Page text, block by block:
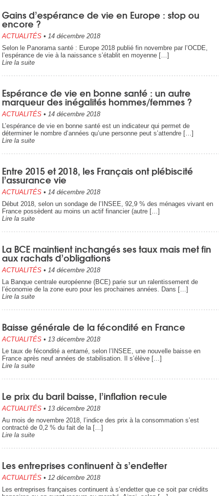
Gains d’espérance de vie en Europe : stop ou
encore ?
ACTUALITÉS • 14 décembre 2018
Selon le Panorama santé : Europe 2018 publié fin novembre par l’OCDE,
l’espérance de vie à la naissance s’établit en moyenne […]
Lire la suite
Espérance de vie en bonne santé : un autre
marqueur des inégalités hommes/femmes ?
ACTUALITÉS • 14 décembre 2018
L’espérance de vie en bonne santé est un indicateur qui permet de
déterminer le nombre d’années qu’une personne peut s’attendre […]
Lire la suite
Entre 2015 et 2018, les Français ont plébiscité
l’assurance vie
ACTUALITÉS • 14 décembre 2018
Début 2018, selon un sondage de l’INSEE, 92,9 % des ménages vivant en
France possèdent au moins un actif financier (autre […]
Lire la suite
La BCE maintient inchangés ses taux mais met fin
aux rachats d’obligations
ACTUALITÉS • 14 décembre 2018
La Banque centrale européenne (BCE) parie sur un ralentissement de
l’économie de la zone euro pour les prochaines années. Dans […]
Lire la suite
Baisse générale de la fécondité en France
ACTUALITÉS • 13 décembre 2018
Le taux de fécondité a entamé, selon l’INSEE, une nouvelle baisse en
France après neuf années de stabilisation. Il s’élève […]
Lire la suite
Le prix du baril baisse, l’inflation recule
ACTUALITÉS • 13 décembre 2018
Au mois de novembre 2018, l’indice des prix à la consommation s’est
contracté de 0,2 % du fait de la […]
Lire la suite
Les entreprises continuent à s’endetter
ACTUALITÉS • 12 décembre 2018
Les entreprises françaises continuent à s’endetter que ce soit par crédits